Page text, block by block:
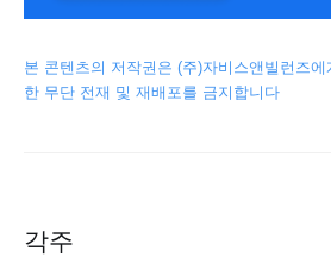
본 콘텐츠의 저작권은 (주)자비스앤빌런즈
한 무단 전재 및 재배포를 금지합니다
각주